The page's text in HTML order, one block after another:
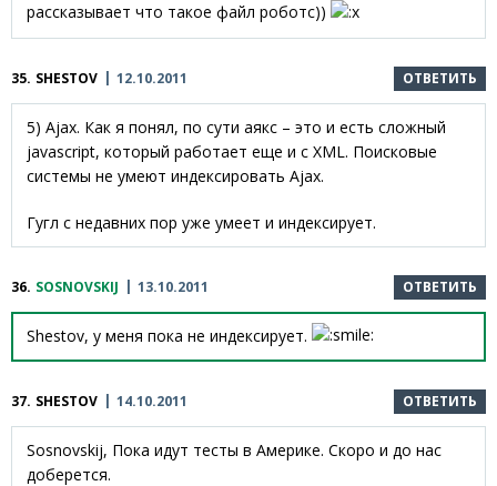
рассказывает что такое файл роботс))
35. SHESTOV 12.10.2011 ОТВЕТИТЬ
5) Ajax. Как я понял, по сути аякс – это и есть сложный
javascript, который работает еще и с XML. Поисковые
системы не умеют индексировать Ajax.
Гугл с недавних пор уже умеет и индексирует.
36. SOSNOVSKIJ 13.10.2011 ОТВЕТИТЬ
Shestov, у меня пока не индексирует.
37. SHESTOV 14.10.2011 ОТВЕТИТЬ
Sosnovskij, Пока идут тесты в Америке. Скоро и до нас
доберется.